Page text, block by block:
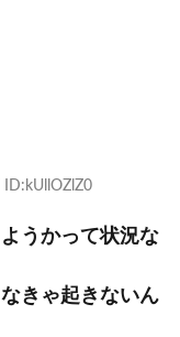
うかって状況な
きゃ起きないん